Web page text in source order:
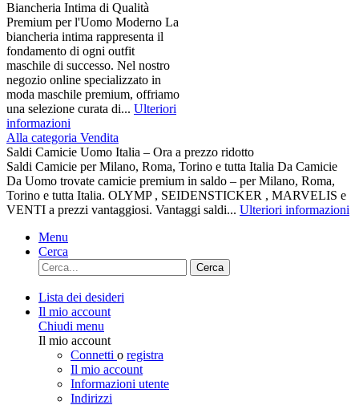
Biancheria Intima di Qualità
Premium per l'Uomo Moderno La
biancheria intima rappresenta il
fondamento di ogni outfit
maschile di successo. Nel nostro
negozio online specializzato in
moda maschile premium, offriamo
una selezione curata di... Ulteriori
informazioni
Alla categoria Vendita
Saldi Camicie Uomo Italia – Ora a prezzo ridotto
Saldi Camicie per Milano, Roma, Torino e tutta Italia Da Camicie
Da Uomo trovate camicie premium in saldo – per Milano, Roma,
Torino e tutta Italia. OLYMP , SEIDENSTICKER , MARVELIS e
VENTI a prezzi vantaggiosi. Vantaggi saldi... Ulteriori informazioni
Menu
Cerca
Cerca
Lista dei desideri
Il mio account
Chiudi menu
Il mio account
Connetti o registra
Il mio account
Informazioni utente
Indirizzi